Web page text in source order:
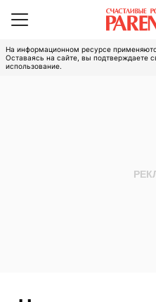
На информационном ресурсе
Оставаясь на сайте, вы подтверждаете
использование.